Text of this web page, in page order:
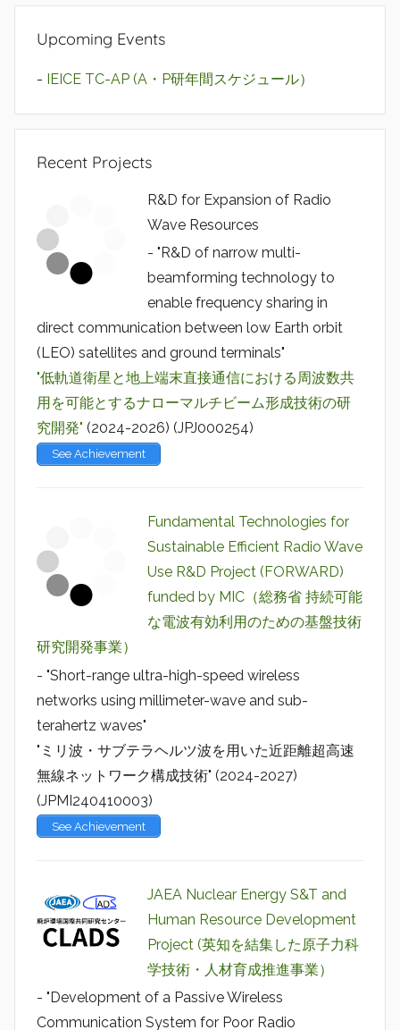
Upcoming Events
- IEICE TC-AP (A・P研年間スケジュール）
Recent Projects
R&D for Expansion of Radio
Wave Resources
- "R&D of narrow multi-
beamforming technology to
enable frequency sharing in
direct communication between low Earth orbit
(LEO) satellites and ground terminals"
"低軌道衛星と地上端末直接通信における周波数共
用を可能とするナローマルチビーム形成技術の研
究開発" (2024-2026) (JPJ000254)
See Achievement
Fundamental Technologies for
Sustainable Efficient Radio Wave
Use R&D Project (FORWARD)
funded by MIC（総務省 持続可能
な電波有効利用のための基盤技術
研究開発事業）
- "Short-range ultra-high-speed wireless
networks using millimeter-wave and sub-
terahertz waves"
"ミリ波・サブテラヘルツ波を用いた近距離超高速
無線ネットワーク構成技術" (2024-2027)
(JPMI240410003)
See Achievement
JAEA Nuclear Energy S&T and
Human Resource Development
Project (英知を結集した原子力科
学技術・人材育成推進事業）
- "Development of a Passive Wireless
Communication System for Poor Radio